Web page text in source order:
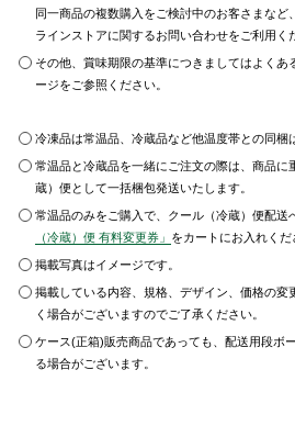
同一商品の複数購入をご検討中のお客さまなど
ラインストアに関するお問い合わせをご利用く
その他、賞味期限の基準につきましてはよくあ
ージをご参照ください。
冷凍品は常温品、冷蔵品など他温度帯との同梱
常温品と冷蔵品を一緒にご注文の際は、商品に
蔵）便として一括梱包発送いたします。
常温品のみをご購入で、クール（冷蔵）便配送
（冷蔵）便 有料変更券」 をカートにお入れくだ
掲載写真はイメージです。
掲載している内容、規格、デザイン、価格の変
く場合がございますのでご了承ください。
ケース(正箱)販売商品であっても、配送用段ボ
る場合がございます。